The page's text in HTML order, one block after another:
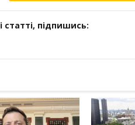
статті, підпишись: